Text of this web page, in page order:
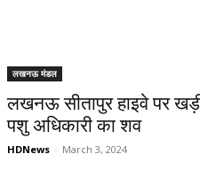
लखनऊ मंडल
लखनऊ सीतापुर हाइवे पर
पशु अधिकारी का शव
HDNews - March 3, 2024